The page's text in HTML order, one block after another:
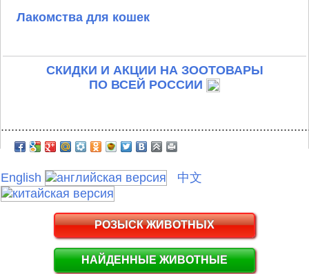
Лакомства для кошек
СКИДКИ И АКЦИИ НА ЗООТОВАРЫ
ПО ВСЕЙ РОССИИ
English 中文
РОЗЫСК ЖИВОТНЫХ
НАЙДЕННЫЕ ЖИВОТНЫЕ